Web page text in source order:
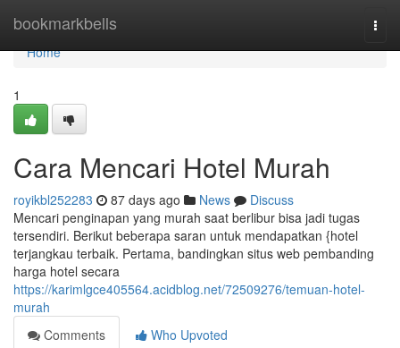
bookmarkbells
Home
Home
1
Cara Mencari Hotel Murah
royikbl252283 87 days ago News
Discuss
Mencari penginapan yang murah saat berlibur bisa jadi tugas
tersendiri. Berikut beberapa saran untuk mendapatkan {hotel
terjangkau terbaik. Pertama, bandingkan situs web pembanding
harga hotel secara
https://karimlgce405564.acidblog.net/72509276/temuan-hotel-
murah
Comments
Who Upvoted